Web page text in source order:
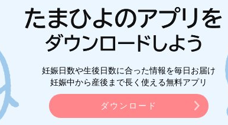
妊娠日数や生後日数に合った情報を毎日お届け
妊娠中から産後まで長く使える無料アプリ
ダウンロード